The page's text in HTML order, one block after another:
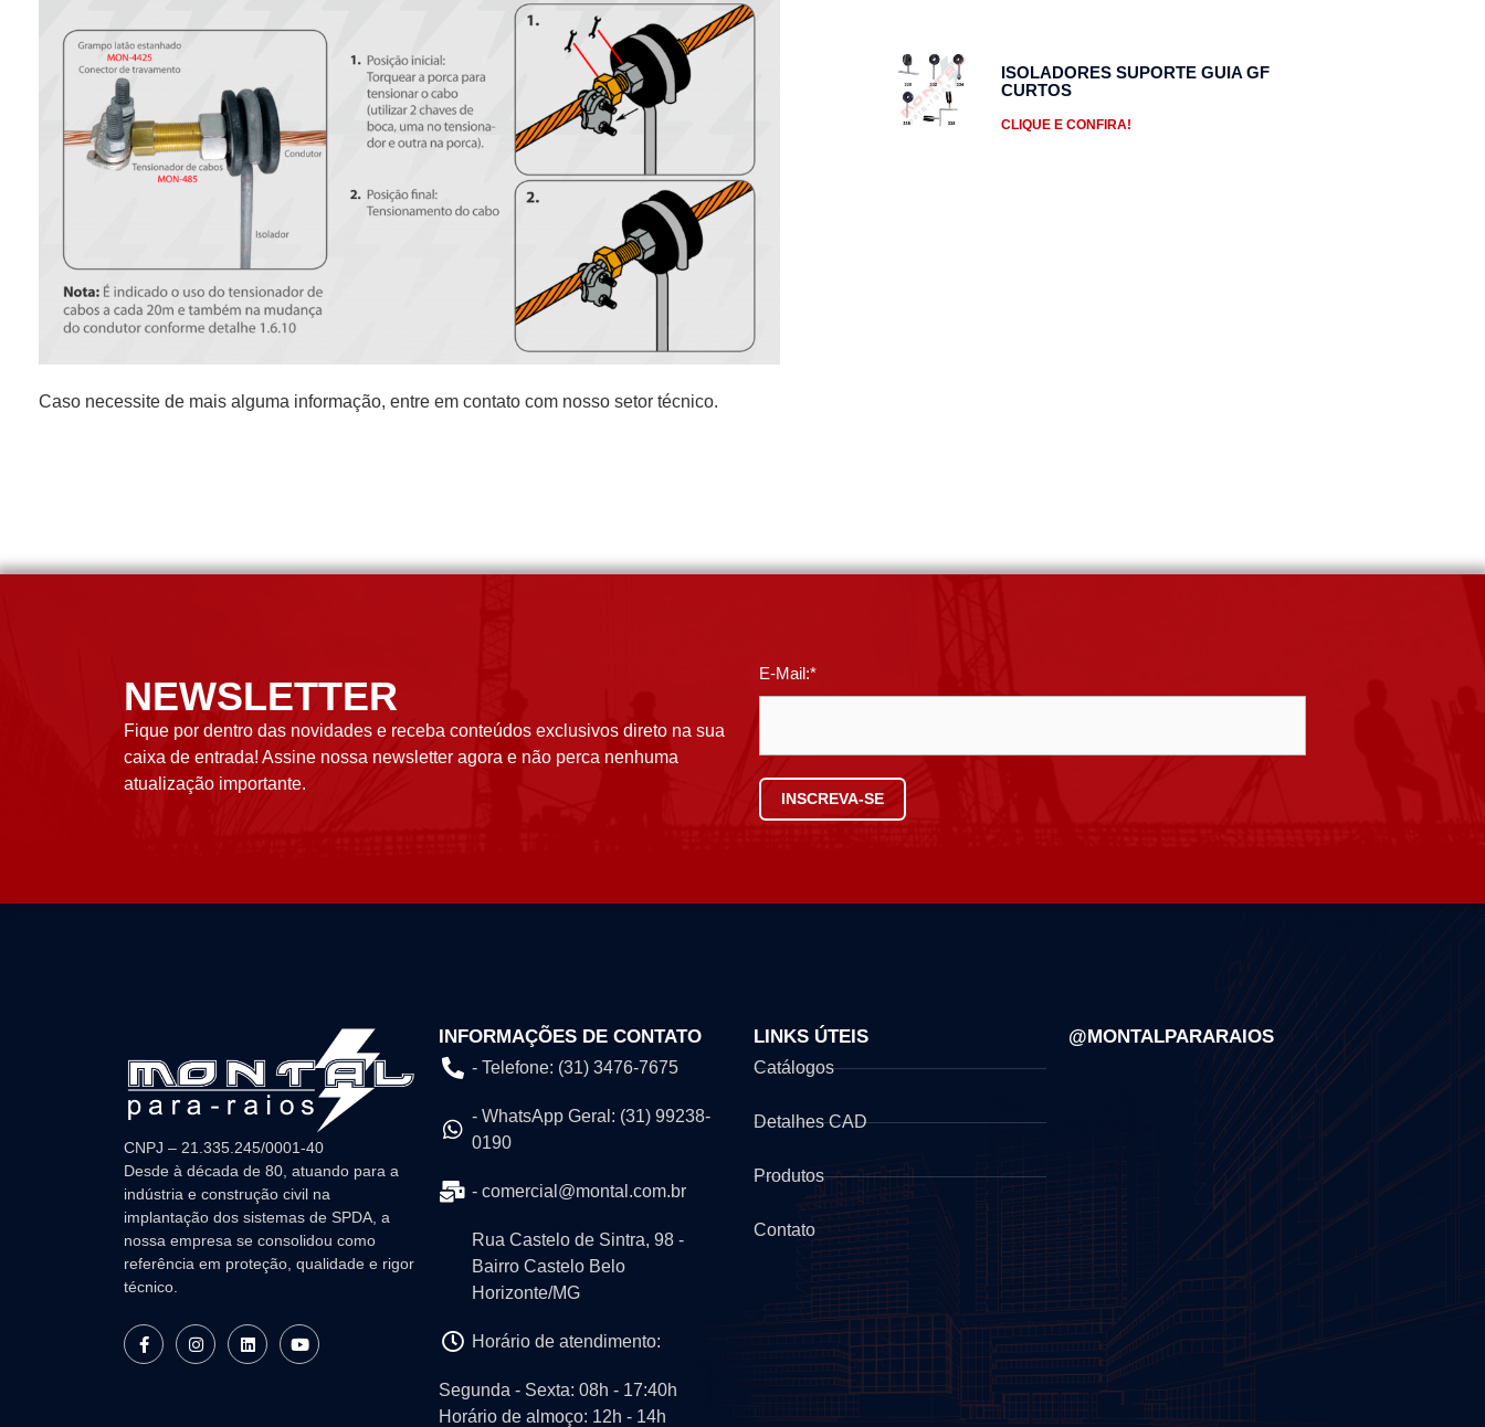
Caso necessite de mais alguma informação, entre em contato com nosso setor técnico.
ISOLADORES SUPORTE GUIA GF
CURTOS
CLIQUE E CONFIRA!
NEWSLETTER
Fique por dentro das novidades e receba conteúdos exclusivos direto na sua
caixa de entrada! Assine nossa newsletter agora e não perca nenhuma
atualização importante.
E-Mail:*
CNPJ – 21.335.245/0001-40
Desde à década de 80, atuando para a
indústria e construção civil na
implantação dos sistemas de SPDA, a
nossa empresa se consolidou como
referência em proteção, qualidade e rigor
técnico.
INFORMAÇÕES DE CONTATO
- Telefone: (31) 3476-7675
- WhatsApp Geral: (31) 99238-
0190
- comercial@montal.com.br
Rua Castelo de Sintra, 98 -
Bairro Castelo Belo
Horizonte/MG
Horário de atendimento:
Segunda - Sexta: 08h - 17:40h
Horário de almoço: 12h - 14h
LINKS ÚTEIS
Catálogos
Detalhes CAD
Produtos
Contato
@MONTALPARARAIOS